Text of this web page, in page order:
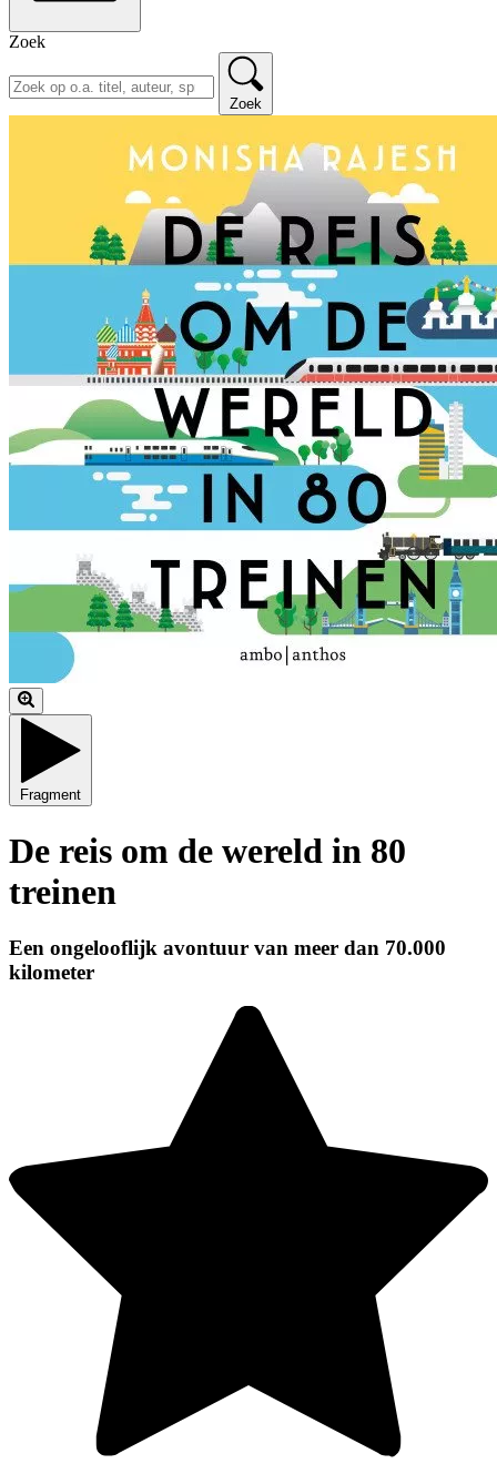
Zoek
Zoek
Fragment
De reis om de wereld in 80
treinen
Een ongelooflijk avontuur van meer dan 70.000
kilometer